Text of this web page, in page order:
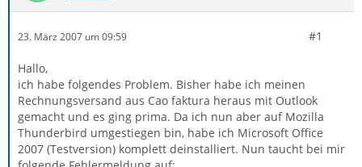
23. März 2007 um 09:59 #1
Hallo,
ich habe folgendes Problem. Bisher habe ich meinen
Rechnungsversand aus Cao faktura heraus mit Outlook
gemacht und es ging prima. Da ich nun aber auf Mozilla
Thunderbird umgestiegen bin, habe ich Microsoft Office
2007 (Testversion) komplett deinstalliert. Nun taucht bei mir